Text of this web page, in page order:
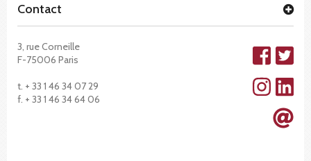
Contact
3, rue Corneille
F-75006 Paris
t. + 33 1 46 34 07 29
f. + 33 1 46 34 64 06